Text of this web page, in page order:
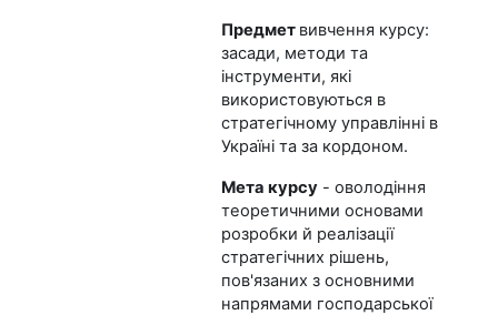
Предмет вивчення курсу:
засади, методи та
інструменти, які
використовуються в
стратегічному управлінні в
Україні та за кордоном.
Мета курсу- оволодіння
теоретичними основами
розробки й реалізації
стратегічних рішень,
пов'язаних з основними
напрямами господарської